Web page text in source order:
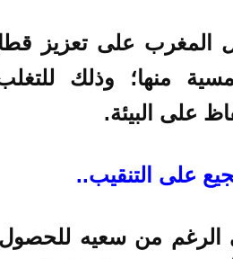
المغرب على تعزيز
منها؛ وذلك
على البيئة.
على التنقيب..
الرغم من سعيه